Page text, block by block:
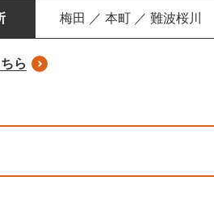
梅田 ／ 本町 ／ 難波桜川
ら